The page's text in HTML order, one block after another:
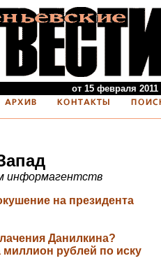
от 15 февраля 2011
информагентств
на президента
Данилкина?
миллион рублей по иску